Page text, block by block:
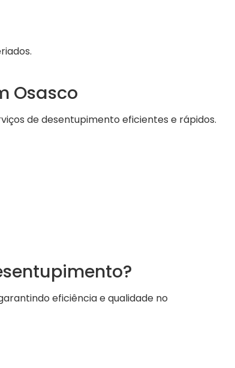
Osasco
de desentupimento eficientes e rápidos.
eficiência e qualidade no